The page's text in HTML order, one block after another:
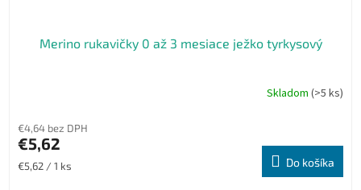
Merino rukavičky 0 až 3 mesiace ježko tyrkysový
Skladom (>5 ks)
€4,64 bez DPH
€5,62
Jednotková
€5,62 / 1 ks Do košíka